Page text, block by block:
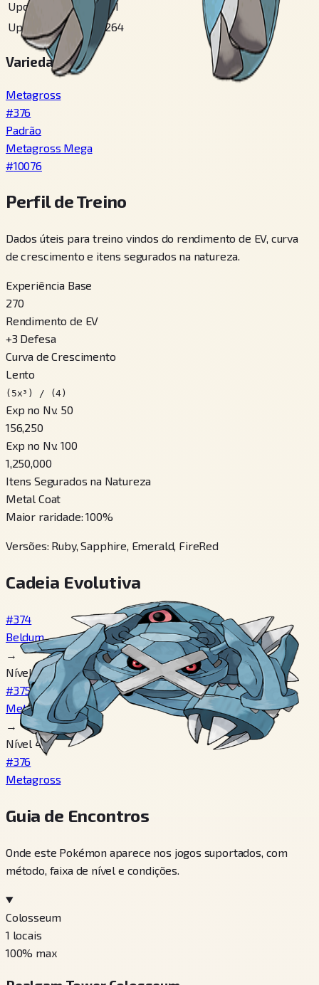
Updated Ulaula
#
101
Updated Unova
264
Variedades
Metagross
#376
Padrão
Metagross Mega
#10076
Perfil de Treino
Dados úteis para treino vindos do rendimento de EV, curva
de crescimento e itens segurados na natureza.
Experiência Base
270
Rendimento de EV
+3 Defesa
Curva de Crescimento
Lento
(5x³) / (4)
Exp no Nv. 50
156,250
Exp no Nv. 100
1,250,000
Itens Segurados na Natureza
Metal Coat
Maior raridade:100%
Versões: Ruby, Sapphire, Emerald, FireRed
Cadeia Evolutiva
#374
Beldum
→
Nível 20
#375
Metang
→
Nível 45
#376
Metagross
Guia de Encontros
Onde este Pokémon aparece nos jogos suportados, com
método, faixa de nível e condições.
Colosseum
1 locais
100% max